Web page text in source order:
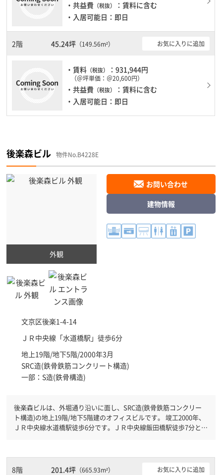
・共益費 （税抜）
：賃料に含む
・入居可能日：即日
2階 45.24坪 （149.56m²） お気に入りに追加
・賃料 （税抜） ：931,944円
（＠坪単価：＠20,600円）
・共益費 （税抜）
：賃料に含む
・入居可能日：即日
後楽森ビル 物件No.B4228E
外観
文京区後楽1-4-14
ＪＲ中央線「水道橋駅 」徒歩6分
地上19階/地下5階/2000年3月
SRC造(鉄骨鉄筋コンクリート構造)
一部：S造(鉄骨構造)
お問い合わせ
建物情報
後楽森ビルは、外堀通り沿いに面し、SRC造(鉄骨鉄筋コンクリー
ト構造)の地上19階/地下5階建のオフィスビルです。 竣工2000年、
ＪＲ中央線水道橋駅徒歩6分です。ＪＲ中央線飯田橋駅徒歩7分と複
対策を検討されている方にオススメです。駐車場完備なので、車の
必要なお客様には必見です。１フロア２００坪以上ある大規模ビル
8階 201.4坪 （665.93m²） お気に入りに追加